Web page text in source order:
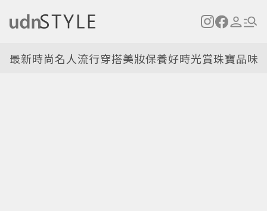
最新時尚名人流行穿搭美妝保養好時光賞珠寶品味